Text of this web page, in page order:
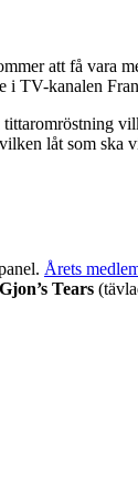
att få vara
i TV-kanalen
låt som ska
Årets
Gjon’s Tears